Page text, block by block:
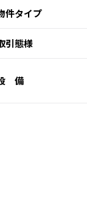
件タイプ
引態様
備